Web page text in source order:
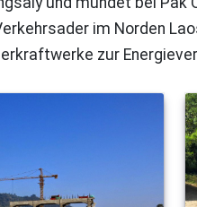
im Norden
zur